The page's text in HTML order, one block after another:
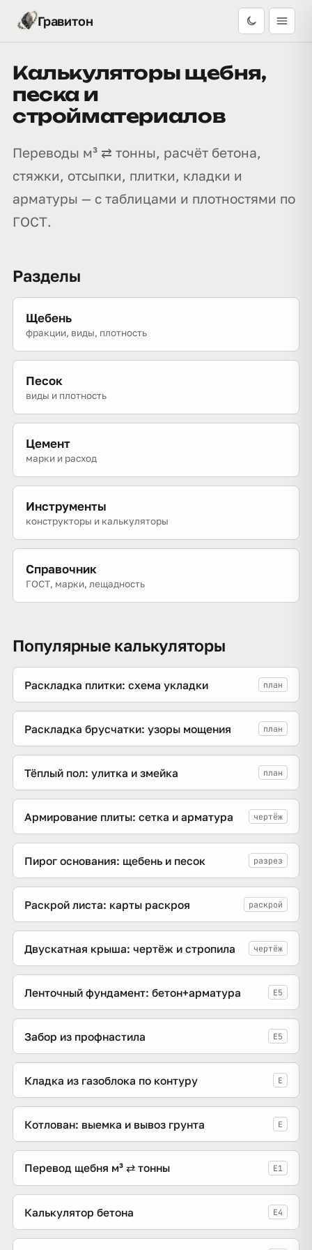
Гравитон
Калькуляторы щебня,
песка и
стройматериалов
Переводы м³ ⇄ тонны, расчёт бетона,
стяжки, отсыпки, плитки, кладки и
арматуры — с таблицами и плотностями по
ГОСТ.
Разделы
Щебень
фракции, виды, плотность
Песок
виды и плотность
Цемент
марки и расход
Инструменты
конструкторы и калькуляторы
Справочник
ГОСТ, марки, лещадность
Популярные калькуляторы
Раскладка плитки: схема укладки план
Раскладка брусчатки: узоры мощения план
Тёплый пол: улитка и змейка план
Армирование плиты: сетка и арматура чертёж
Пирог основания: щебень и песок разрез
Раскрой листа: карты раскроя раскрой
Двускатная крыша: чертёж и стропила чертёж
Ленточный фундамент: бетон+арматура E5
Забор из профнастила E5
Кладка из газоблока по контуру E
Котлован: выемка и вывоз грунта E
Перевод щебня м³ ⇄ тонны E1
Калькулятор бетона E4